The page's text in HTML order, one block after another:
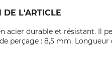
DE L'ARTICLE
acier durable et résistant. Il
perçage : 8,5 mm. Longueur